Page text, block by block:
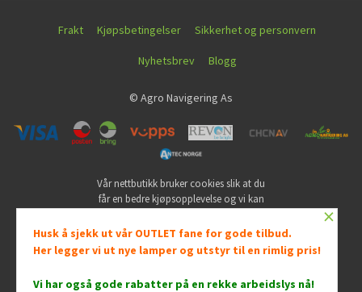
Frakt Kjøpsbetingelser Sikkerhet og personvern
Nyhetsbrev Blogg
© Agro Navigering As
Vår nettbutikk bruker cookies slik at du
får en bedre kjøpsopplevelse og vi kan
hovedsaklig til å lagre
innloggingsdetaljer og huske hva du
har puttet i handlekurven din. Fortsett å
×
Husk å sjekk ut vår OUTLET fane for gode tilbud.
Her legger vi ut nye lamper og utstyr til en rimlig pris!
Vi har også gode rabatter på en rekke arbeidslys nå!